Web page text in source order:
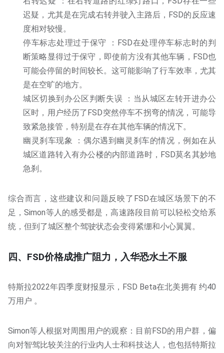
迟疑，尤其是在完成右转并驶入主路后，FSD的反应速
度相对较慢。
停车标志处理过于保守 ：FSD在处理停车标志时的判
断策略显得过于保守，即使前方没有其他车辆，FSD也
可能会停留的时间较长。这可能影响了行车效率，尤其
是在空旷的地方。
城区切换到办公区判断失误 ：当从城区左转开进办公
区时，用户经历了FSD突然停车不拐弯的情况，可能导
致紧急接管，特别是在存在其他车辆的情况下。
幽灵刹车现象 ：偶尔遇到幽灵刹车的情况，例如在从
城区道路转入有办公楼的内部道路时，FSD莫名其妙地
急刹。
综合而言，这些建议和问题反映了FSD在城区场景下的不
足，Simon等人的感受都是，高速路段目前可以轻松交给系
统，但到了城区整个驾驶状态会变得紧绷和小心翼翼。
四、FSD价格成推广阻力，入华恐水土不服
特斯拉2022年四季度财报显示，FSD Beta在北美拥有 约40
万用户 。
Simon等人根据对周围用户的观察：目前FSD的用户群，偏
向对智驾比较关注的行业内人士和科技达人，也包括特斯拉